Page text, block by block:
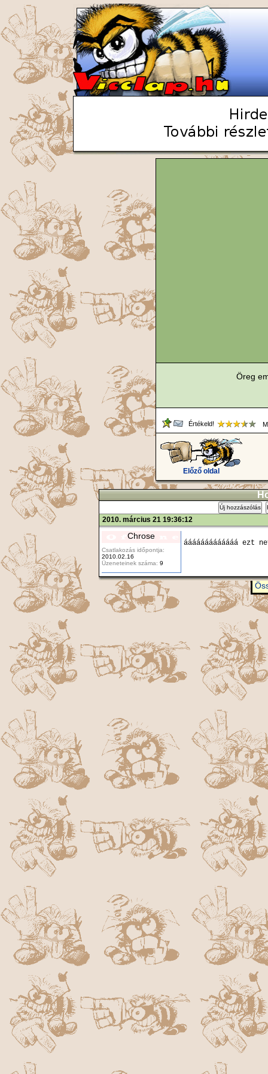
Öreg
Értékeld!
Előző oldal
Új hozzászólás
2010. március 21 19:36:12
Chrose
Csatlakozás időpontja:
2010.02.16
Üzeneteinek száma: 9
ááááááááááááá ezt